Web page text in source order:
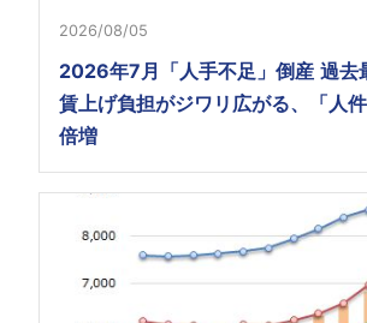
2026/08/05
2026年7月「人手不足」倒産 過
賃上げ負担がジワリ広がる、「人
倍増